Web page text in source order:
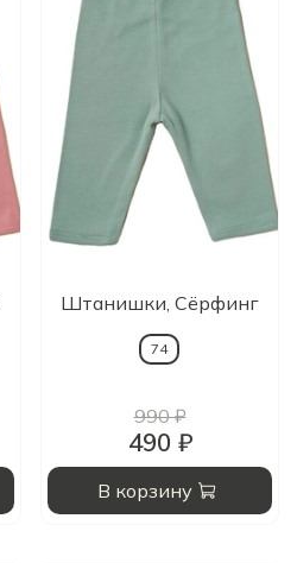
Штанишки, Сёрфинг
74
990 ₽
490 ₽
В корзину